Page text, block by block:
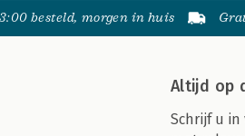
besteld, morgen in huis
Altijd op
Schrijf u